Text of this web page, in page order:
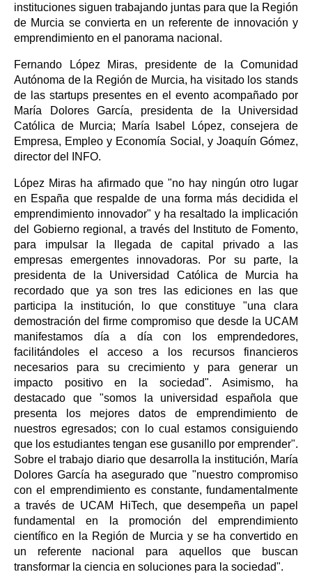
instituciones siguen trabajando juntas para que la Región
de Murcia se convierta en un referente de innovación y
emprendimiento en el panorama nacional.
Fernando López Miras, presidente de la Comunidad
Autónoma de la Región de Murcia, ha visitado los stands
de las startups presentes en el evento acompañado por
María Dolores García, presidenta de la Universidad
Católica de Murcia; María Isabel López, consejera de
Empresa, Empleo y Economía Social, y Joaquín Gómez,
director del INFO.
López Miras ha afirmado que "no hay ningún otro lugar
en España que respalde de una forma más decidida el
emprendimiento innovador" y ha resaltado la implicación
del Gobierno regional, a través del Instituto de Fomento,
para impulsar la llegada de capital privado a las
empresas emergentes innovadoras. Por su parte, la
presidenta de la Universidad Católica de Murcia ha
recordado que ya son tres las ediciones en las que
participa la institución, lo que constituye "una clara
demostración del firme compromiso que desde la UCAM
manifestamos día a día con los emprendedores,
facilitándoles el acceso a los recursos financieros
necesarios para su crecimiento y para generar un
impacto positivo en la sociedad". Asimismo, ha
destacado que "somos la universidad española que
presenta los mejores datos de emprendimiento de
nuestros egresados; con lo cual estamos consiguiendo
que los estudiantes tengan ese gusanillo por emprender".
Sobre el trabajo diario que desarrolla la institución, María
Dolores García ha asegurado que "nuestro compromiso
con el emprendimiento es constante, fundamentalmente
a través de UCAM HiTech, que desempeña un papel
fundamental en la promoción del emprendimiento
científico en la Región de Murcia y se ha convertido en
un referente nacional para aquellos que buscan
transformar la ciencia en soluciones para la sociedad".